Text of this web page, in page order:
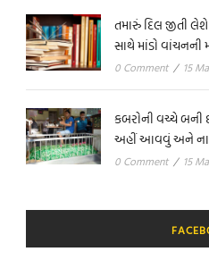
તમારું દિલ જીતી
સાથે માંડો વાંચનની
0 Comment / 15
કબરોની વચ્ચે
અહીં આવવું અને
0 Comment / 15